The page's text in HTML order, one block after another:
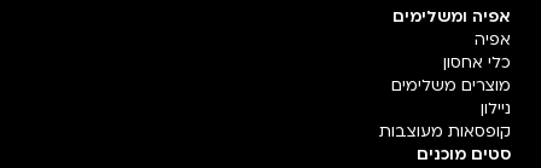
אפיה ומשלימים
אפיה
כלי אחסון
מוצרים משלימים
ניילון
קופסאות מעוצבות
סטים מוכנים